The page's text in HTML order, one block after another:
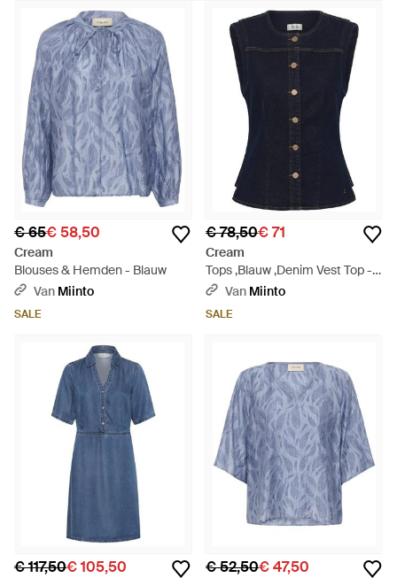
€ 65€ 58,50
Cream
Blouses & Hemden - Blauw
Van Miinto
SALE
€ 78,50€ 71
Cream
Tops ,Blauw ,Denim Vest Top -
Blauw
Van Miinto
SALE
€ 117,50€ 105,50 € 52,50€ 47,50